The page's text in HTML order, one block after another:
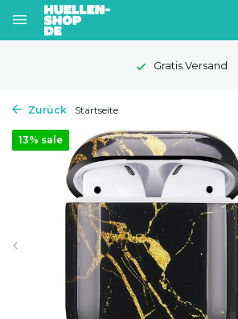
Gratis Versand
Zurück Startseite
13% sale